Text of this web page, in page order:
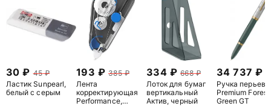
30
45
Ластик Sunpearl,
белый с серым
193
385
Лента
корректирующая
Performance,
334
668
Лоток для бумаг
вертикальный
Актив, черный
34 737
Ручка
Premium Forest
Green GT